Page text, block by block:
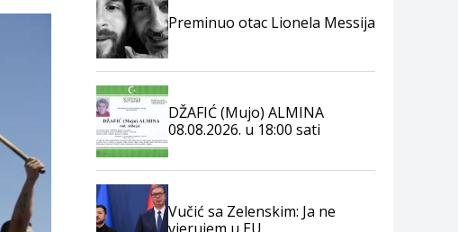
Preminuo otac Lionela Messija
DŽAFIĆ (Mujo) ALMINA
08.08.2026. u 18:00 sati
Vučić sa Zelenskim: Ja ne